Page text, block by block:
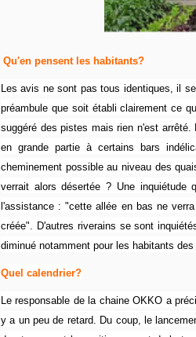
Qu'en pensent les habitants?
Les avis ne sont pas tous identiques, il
préambule que soit établi clairement ce
suggéré des pistes mais rien n'est
en grande partie à certains bars
cheminement possible au niveau des
verrait alors désertée ? Une
l'assistance : "cette allée en bas ne
créée". D'autres riverains se sont
diminué notamment pour les habitants
Quel calendrier?
Le responsable de la chaine OKKO a
y a un peu de retard. Du coup, le